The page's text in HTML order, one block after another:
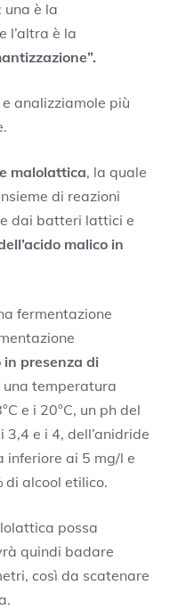
è la
e l’altra è la
analizziamole più
malolattica, la quale
di reazioni
dai batteri lattici e
malico in
fermentazione
presenza di
una temperatura
e i 20°C, un ph del
e i 4, dell’anidride
inferiore ai 5 mg/l e
di alcool etilico.
possa
quindi badare
così da scatenare